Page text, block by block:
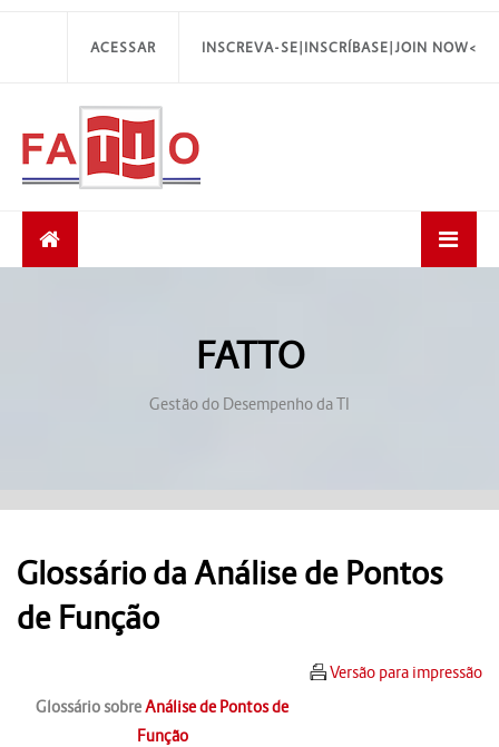
INSCREVA-SE|INSCRÍBASE|JOIN NOW<
ACESSAR
FATTO
Gestão do Desempenho da TI
Glossário da Análise de Pontos
de Função
Versão para impressão
Glossário sobreAnálise de Pontos de
Função